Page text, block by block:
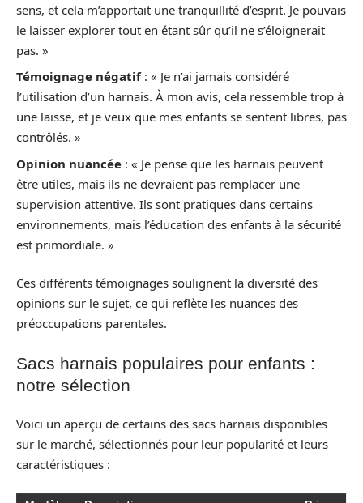
sens, et cela m’apportait une tranquillité d’esprit. Je pouvais
le laisser explorer tout en étant sûr qu’il ne s’éloignerait
pas. »
Témoignage négatif: « Je n’ai jamais considéré
l’utilisation d’un harnais. À mon avis, cela ressemble trop à
une laisse, et je veux que mes enfants se sentent libres, pas
contrôlés. »
Opinion nuancée : « Je pense que les harnais peuvent
être utiles, mais ils ne devraient pas remplacer une
supervision attentive. Ils sont pratiques dans certains
environnements, mais l’éducation des enfants à la sécurité
est primordiale. »
Ces différents témoignages soulignent la diversité des
opinions sur le sujet, ce qui reflète les nuances des
préoccupations parentales.
Sacs harnais populaires pour enfants :
notre sélection
Voici un aperçu de certains des sacs harnais disponibles
sur le marché, sélectionnés pour leur popularité et leurs
caractéristiques :